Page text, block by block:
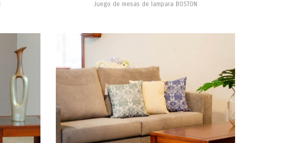
Juego de mesas de lampara BOSTON